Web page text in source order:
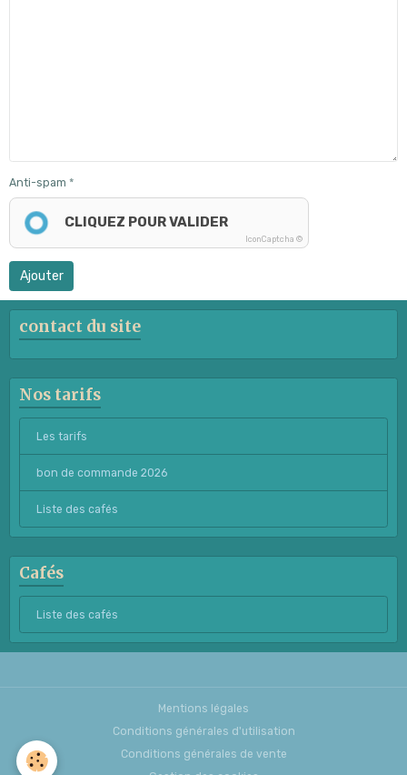
Anti-spam
CLIQUEZ POUR VALIDER
IconCaptcha ©
Ajouter
contact du site
Nos tarifs
Les tarifs
bon de commande 2026
Liste des cafés
Cafés
Liste des cafés
Mentions légales
Conditions générales d'utilisation
Conditions générales de vente